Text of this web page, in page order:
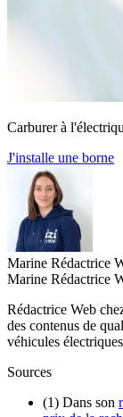
Carburer à
J'installe une borne
Marine Rédactrice
Marine Rédactrice
Rédactrice Web
des contenus de
véhicules
Sources
(1) Dans son